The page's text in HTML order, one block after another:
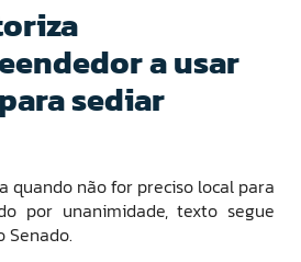
a usar
sediar
quando não for preciso local para
por unanimidade, texto segue
Senado.